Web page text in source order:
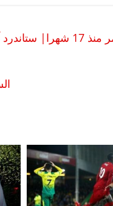
تدهور مستمر منذ